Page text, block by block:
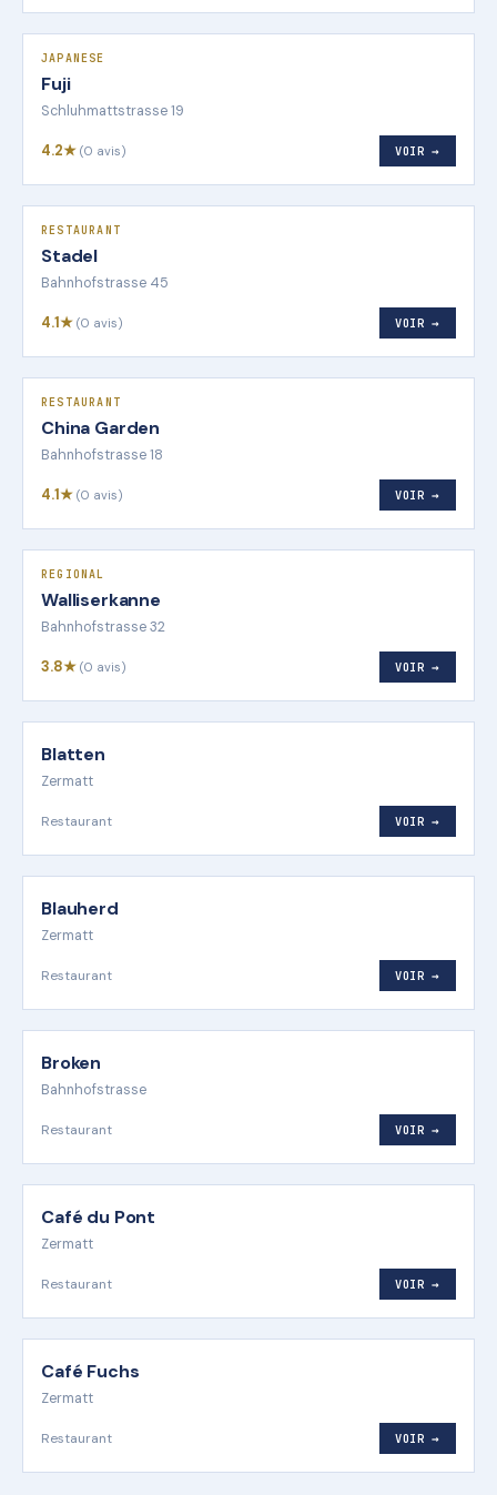
JAPANESE
Fuji
Schluhmattstrasse 19
4.2★ (0 avis) VOIR →
RESTAURANT
Stadel
Bahnhofstrasse 45
4.1★ (0 avis) VOIR →
RESTAURANT
China Garden
Bahnhofstrasse 18
4.1★ (0 avis) VOIR →
REGIONAL
Walliserkanne
Bahnhofstrasse 32
3.8★ (0 avis) VOIR →
Blatten
Zermatt
Restaurant VOIR →
Blauherd
Zermatt
Restaurant VOIR →
Broken
Bahnhofstrasse
Restaurant VOIR →
Café du Pont
Zermatt
Restaurant VOIR →
Café Fuchs
Zermatt
Restaurant VOIR →